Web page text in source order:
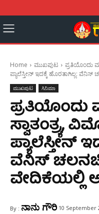
Home ಮುಖಪುಟ
ಪ್ರತಿಯೊಂದು
ಪ್ಯಾಲೆಸ್ತೀನ್ ಇದಕ್ಕೆ ಹೊರತಾಗಿಲ್ಲ: ವೆನಿಸ್
ಮುಖಪುಟ ಸಿನಿಮಾ
ಪ್ರತಿಯೊಂದು
ಸ್ವಾತಂತ್ರ್ಯ,
ಪ್ಯಾಲೆಸ್ತೀನ್
ವೆನಿಸ್
ವೇದಿಕೆಯಲ್ಲಿ
By : ನಾನು ಗೌರಿ 10 September